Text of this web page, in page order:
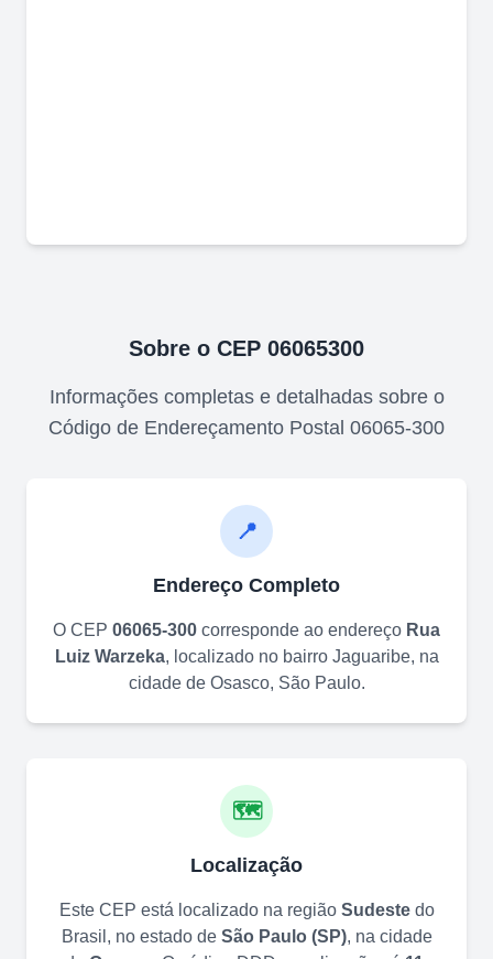
Sobre o CEP 06065300
Informações completas e detalhadas sobre o
Código de Endereçamento Postal 06065-300
📍
Endereço Completo
O CEP 06065-300 corresponde ao endereço Rua
Luiz Warzeka, localizado no bairro Jaguaribe, na
cidade de Osasco, São Paulo.
🗺️
Localização
Este CEP está localizado na região Sudestedo
Brasil, no estado de São Paulo(SP), na cidade